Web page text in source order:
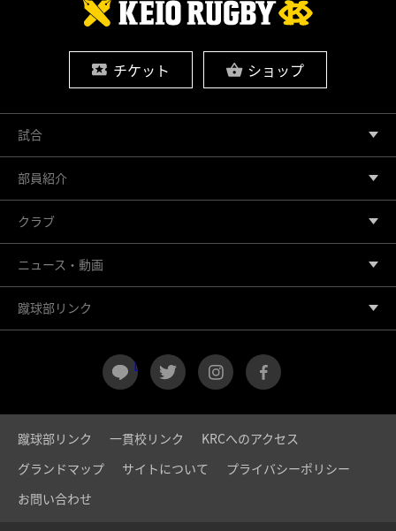
チケット ショップ
LINE twitter instagram
試合
部員紹介
クラブ
ニュース・動画
蹴球部リンク
蹴球部リンク 一貫校リンク
KRCへのアクセス
グランドマップ
サイトについて
プライバシーポリシー
お問い合わせ